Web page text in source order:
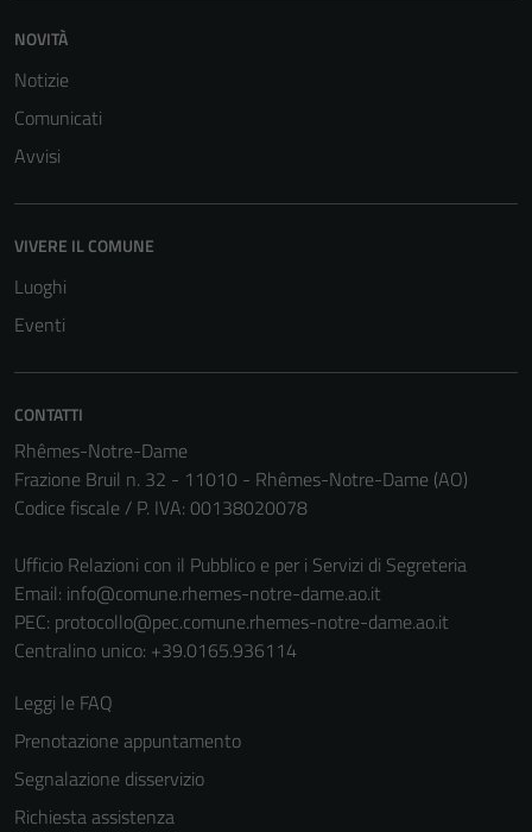
NOVITÀ
Notizie
Comunicati
Avvisi
VIVERE IL COMUNE
Luoghi
Eventi
CONTATTI
Rhêmes-Notre-Dame
Frazione Bruil n. 32 - 11010 - Rhêmes-Notre-Dame (AO)
Codice fiscale / P. IVA: 00138020078
Ufficio Relazioni con il Pubblico e per i Servizi di Segreteria
Email: info@comune.rhemes-notre-dame.ao.it
PEC: protocollo@pec.comune.rhemes-notre-dame.ao.it
Centralino unico: +39.0165.936114
Leggi le FAQ
Prenotazione appuntamento
Segnalazione disservizio
Richiesta assistenza
possono
personali.